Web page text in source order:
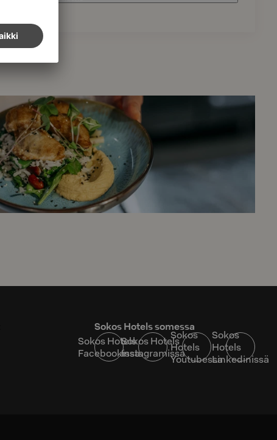
Sokos Hotels somessa
Sokos Hotels
Facebookissa
Sokos Hotels
Instagramissa
Sokos
Hotels
Youtubessa
Sokos
Hotels
Linkedinissä